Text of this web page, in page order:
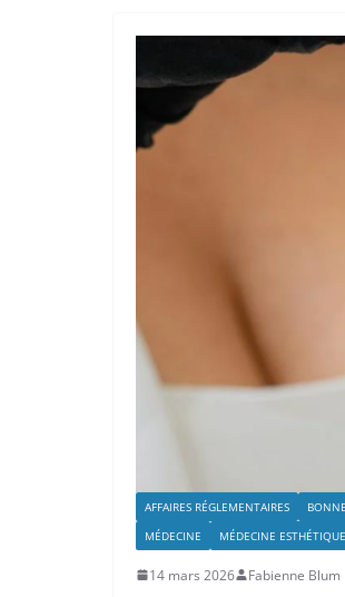
AFFAIRES RÉGLEMENTAIRES
MÉDECINE
MÉDECINE ESTHÉTIQUE
14 mars 2026 Fabienne Blum